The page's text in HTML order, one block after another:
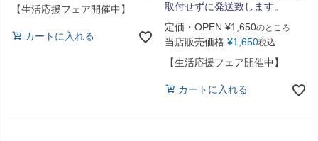
【生活応援フェア開催中】
カートに入れる
取付せずに発送致します。
定価・OPEN ¥1,650のところ
当店販売価格 ¥1,650税込
【生活応援フェア開催中】
カートに入れる